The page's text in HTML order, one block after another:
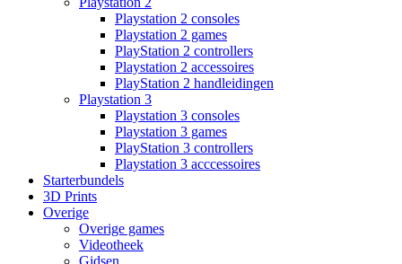
Playstation 2 consoles
Playstation 2 games
PlayStation 2 controllers
Playstation 2 accessoires
PlayStation 2 handleidingen
Playstation 3
Playstation 3 consoles
Playstation 3 games
PlayStation 3 controllers
Playstation 3 acccessoires
Starterbundels
3D Prints
Overige
Overige games
Videotheek
Gidsen